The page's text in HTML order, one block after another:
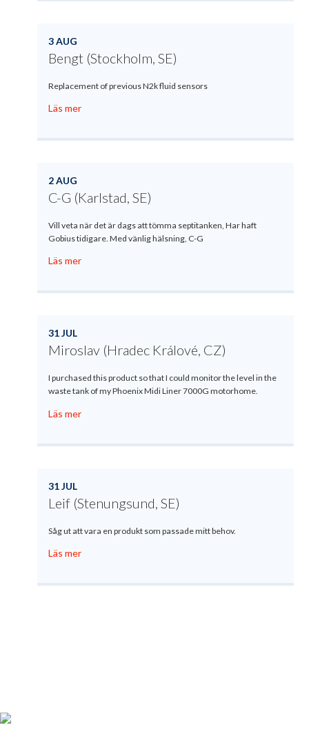
3 AUG
Bengt (Stockholm, SE)
Replacement of previous N2k fluid sensors
Läs mer
2 AUG
C-G (Karlstad, SE)
Vill veta när det är dags att tömma septitanken, Har haft
Gobius tidigare. Med vänlig hälsning, C-G
Läs mer
31 JUL
Miroslav (Hradec Králové, CZ)
I purchased this product so that I could monitor the level in the
waste tank of my Phoenix Midi Liner 7000G motorhome.
Läs mer
31 JUL
Leif (Stenungsund, SE)
Såg ut att vara en produkt som passade mitt behov.
Läs mer